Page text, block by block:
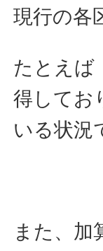
現行の各
たとえば
得してお
いる状況
また、